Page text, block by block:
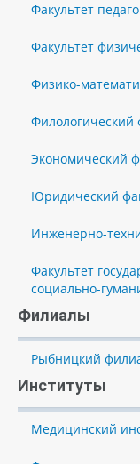
Факультет
Факультет
Физико-
Филологический
Экономический
Юридический
Инженерно-
Факультет
социально-
Филиалы
Рыбницкий
Институты
Медицинский